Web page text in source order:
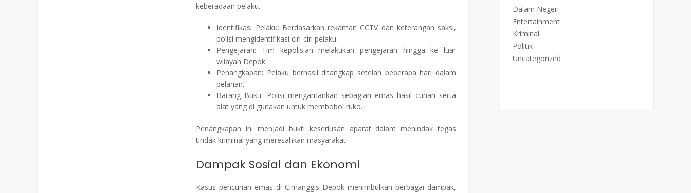
keberadaan pelaku.
Identifikasi Pelaku: Berdasarkan rekaman CCTV dan keterangan saksi,
polisi mengidentifikasi ciri-ciri pelaku.
Pengejaran: Tim kepolisian melakukan pengejaran hingga ke luar
wilayah Depok.
Penangkapan: Pelaku berhasil ditangkap setelah beberapa hari dalam
pelarian.
Barang Bukti: Polisi mengamankan sebagian emas hasil curian serta
alat yang di gunakan untuk membobol ruko.
Penangkapan ini menjadi bukti keseriusan aparat dalam menindak tegas
tindak kriminal yang meresahkan masyarakat.
Dampak Sosial dan Ekonomi
Kasus pencurian emas di Cimanggis Depok menimbulkan berbagai dampak,
Dalam Negeri
Entertainment
Kriminal
Politik
Uncategorized